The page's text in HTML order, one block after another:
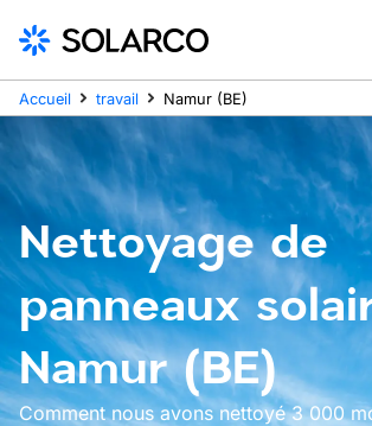
Accueil travail Namur (BE)
Nettoyage de
panneaux
Namur (BE)
Comment nous avons nettoyé 3 000